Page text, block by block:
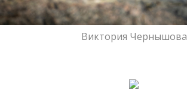
Виктория Чернышова
Nature Photo Camp